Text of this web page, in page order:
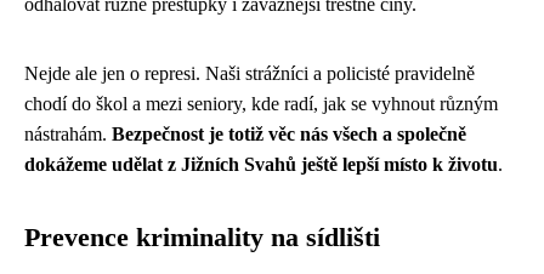
odhalovat různé přestupky i závažnější trestné činy.
Nejde ale jen o represi. Naši strážníci a policisté pravidelně
chodí do škol a mezi seniory, kde radí, jak se vyhnout různým
nástrahám. Bezpečnost je totiž věc nás všech a společně
dokážeme udělat z Jižních Svahů ještě lepší místo k životu.
Prevence kriminality na sídlišti